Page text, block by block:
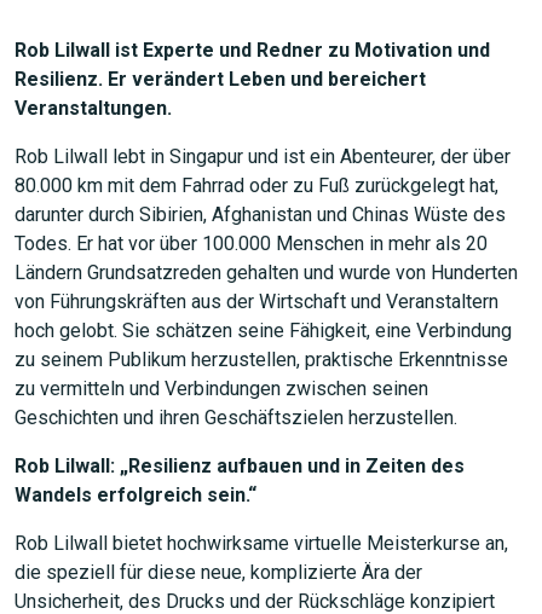
Rob Lilwall ist Experte und Redner zu Motivation und
Resilienz. Er verändert Leben und bereichert
Veranstaltungen.
Rob Lilwall lebt in Singapur und ist ein Abenteurer, der über
80.000 km mit dem Fahrrad oder zu Fuß zurückgelegt hat,
darunter durch Sibirien, Afghanistan und Chinas Wüste des
Todes. Er hat vor über 100.000 Menschen in mehr als 20
Ländern Grundsatzreden gehalten und wurde von Hunderten
von Führungskräften aus der Wirtschaft und Veranstaltern
hoch gelobt. Sie schätzen seine Fähigkeit, eine Verbindung
zu seinem Publikum herzustellen, praktische Erkenntnisse
zu vermitteln und Verbindungen zwischen seinen
Geschichten und ihren Geschäftszielen herzustellen.
Rob Lilwall: „Resilienz aufbauen und in Zeiten des
Wandels erfolgreich sein.“
Rob Lilwall bietet hochwirksame virtuelle Meisterkurse an,
die speziell für diese neue, komplizierte Ära der
Unsicherheit, des Drucks und der Rückschläge konzipiert